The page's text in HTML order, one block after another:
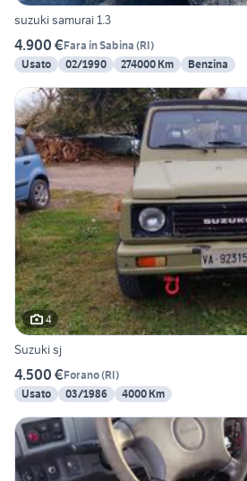
suzuki samurai 1.3
4.900 €Fara in Sabina (RI)
Usato
02/1990 274000 Km Benzina
4
Suzuki sj
4.500 €Forano(RI)
Usato
03/1986 4000 Km